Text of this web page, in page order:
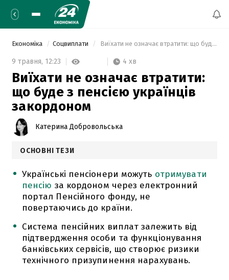
Економіка Соцвиплати Виїхати не означає втратити: що буде з пенсією українців закордоном
9 травня, 12:23 4 хв
Виїхати не означає втратити:
що буде з пенсією українців
закордоном
Катерина Добровольська
ОСНОВНІ ТЕЗИ
Українські пенсіонери можуть отримувати
пенсію за кордоном через електронний
портал Пенсійного фонду, не
повертаючись до країни.
Система пенсійних виплат залежить від
підтвердження особи та функціонування
банківських сервісів, що створює ризики
технічного призупинення нарахувань.